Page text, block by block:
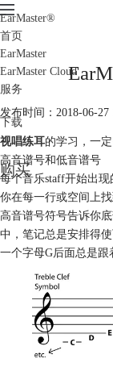
EarMaster®
首页
EarMaster
EarMaster Cloud
服务
下载
购买
发布时间：2018-06-27
视唱练耳的学习，一
高音谱号和低音谱号
每个音乐staff开始出现
你在每一行或空间上
高音谱号符号告诉你
中，笔记总是安排得
一个字母G后面总是跟